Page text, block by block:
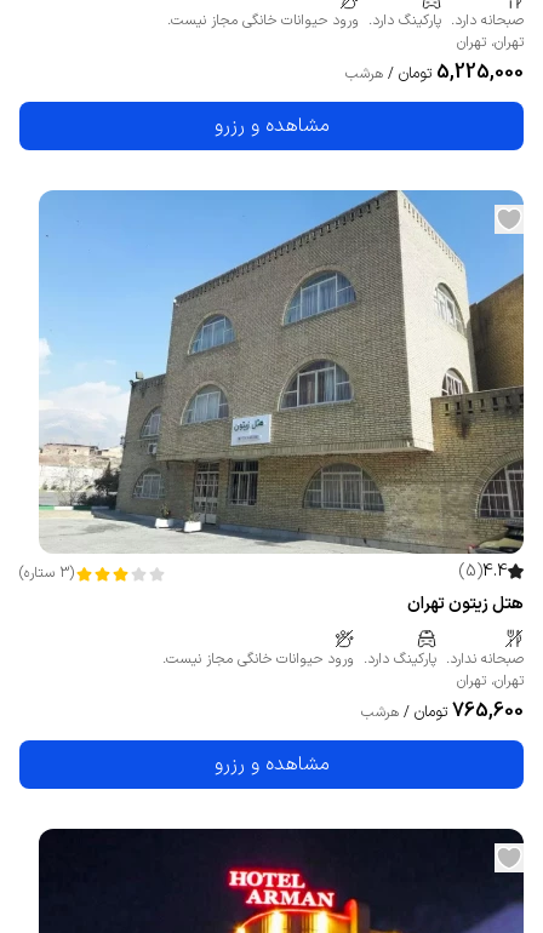
صبحانه دارد. پارکینگ دارد. ورود حیوانات خانگی مجاز نیست.
تهران، تهران
5,225,000 تومان / هرشب
مشاهده و رزرو
4.4
(
5
)
(
3 ستاره)
هتل زیتون تهران
صبحانه ندارد. پارکینگ دارد. ورود حیوانات خانگی مجاز نیست.
تهران، تهران
765,600 تومان / هرشب
مشاهده و رزرو